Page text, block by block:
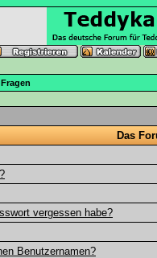
Das
vergessen habe?
Benutzernamen?